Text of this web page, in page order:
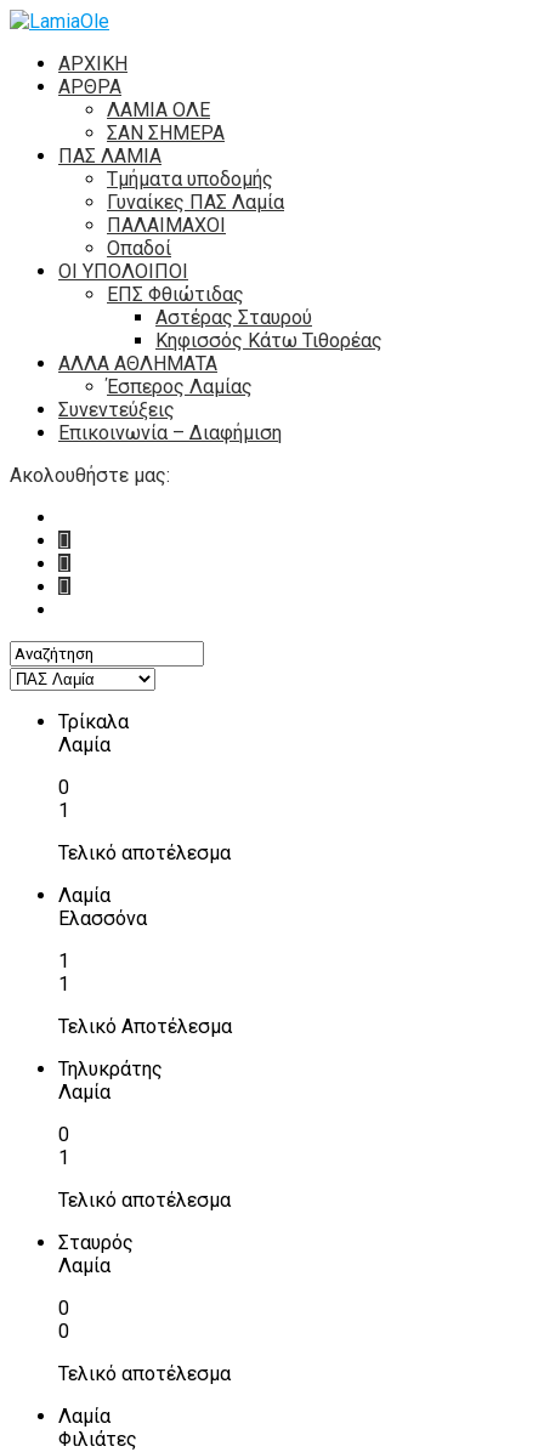
ΑΡΧΙΚΗ
ΑΡΘΡΑ
ΛΑΜΙΑ ΟΛΕ
ΣΑΝ ΣΗΜΕΡΑ
ΠΑΣ ΛΑΜΙΑ
Τμήματα υποδομής
Γυναίκες ΠΑΣ Λαμία
ΠΑΛΑΙΜΑΧΟΙ
Οπαδοί
ΟΙ ΥΠΟΛΟΙΠΟΙ
ΕΠΣ Φθιώτιδας
Αστέρας Σταυρού
Κηφισσός Κάτω Τιθορέας
ΑΛΛΑ ΑΘΛΗΜΑΤΑ
Έσπερος Λαμίας
Συνεντεύξεις
Επικοινωνία – Διαφήμιση
Ακολουθήστε μας:
Τρίκαλα
Λαμία
0
1
Τελικό αποτέλεσμα
Λαμία
Ελασσόνα
1
1
Τελικό Αποτέλεσμα
Τηλυκράτης
Λαμία
0
1
Τελικό αποτέλεσμα
Σταυρός
Λαμία
0
0
Τελικό αποτέλεσμα
Λαμία
Φιλιάτες